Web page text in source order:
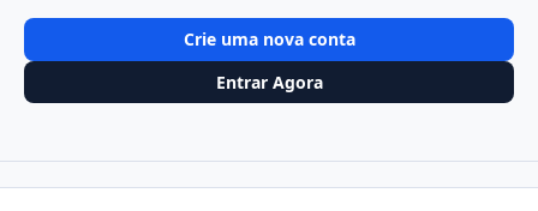
Crie uma nova conta
Entrar Agora